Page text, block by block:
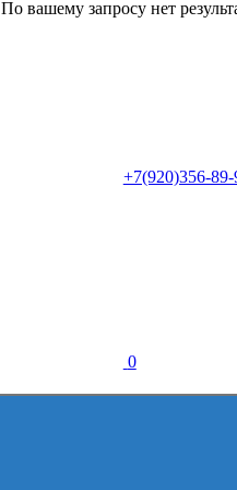
По вашему запросу нет
+7(920)356-89-
0